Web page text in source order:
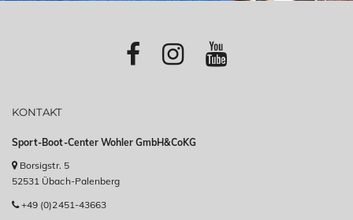
KONTAKT
Sport-Boot-Center Wohler GmbH&CoKG
Borsigstr. 5
52531 Übach-Palenberg
+49 (0)2451-43663